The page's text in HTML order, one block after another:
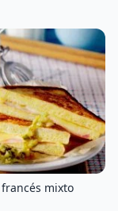
mixto